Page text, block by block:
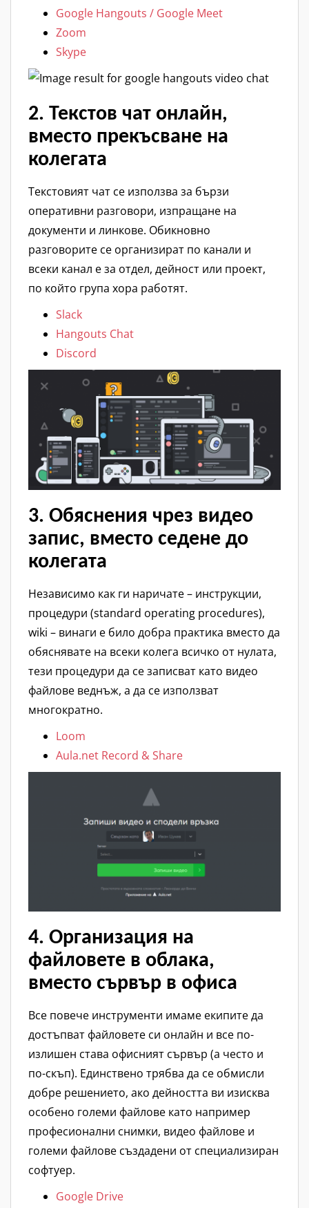
Google Hangouts / Google Meet
Zoom
Skype
2. Текстов чат онлайн,
вместо прекъсване на
колегата
Текстовият чат се използва за бързи
оперативни разговори, изпращане на
документи и линкове. Обикновно
разговорите се организират по канали и
всеки канал е за отдел, дейност или проект,
по който група хора работят.
Slack
Hangouts Chat
Discord
3. Обяснения чрез видео
запис, вместо седене до
колегата
Независимо как ги наричате – инструкции,
процедури (standard operating procedures),
wiki – винаги е било добра практика вместо да
обяснявате на всеки колега всичко от нулата,
тези процедури да се записват като видео
файлове веднъж, а да се използват
многократно.
Loom
Aula.net Record & Share
4. Организация на
файловете в облака,
вместо сървър в офиса
Все повече инструменти имаме екипите да
достъпват файловете си онлайн и все по-
излишен става офисният сървър (а често и
по-скъп). Единствено трябва да се обмисли
добре решението, ако дейността ви изисква
особено големи файлове като например
професионални снимки, видео файлове и
големи файлове създадени от специализиран
софтуер.
Google Drive